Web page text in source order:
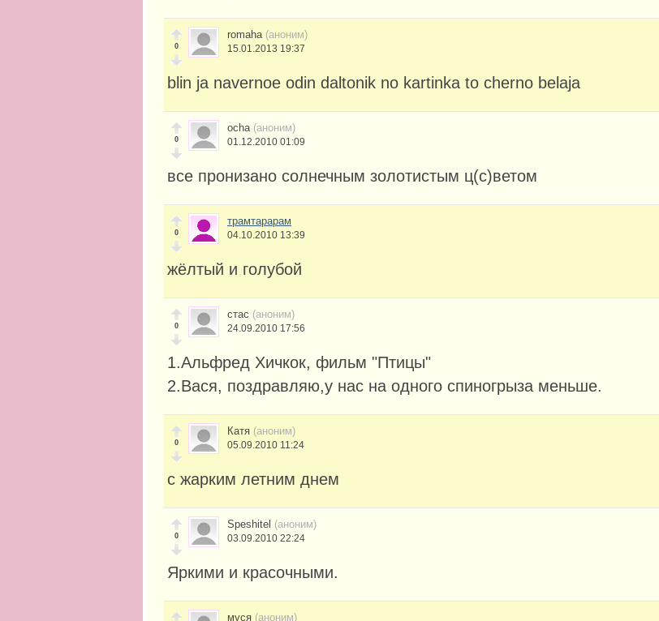
0
romaha (аноним)
15.01.2013 19:37
blin ja navernoe odin daltonik no kartinka to cherno belaja
0
ocha (аноним)
01.12.2010 01:09
все пронизано солнечным золотистым ц(с)ветом
0
трамтарарам
04.10.2010 13:39
жёлтый и голубой
0
стас (аноним)
24.09.2010 17:56
1.Альфред Хичкок, фильм "Птицы"
2.Вася, поздравляю,у нас на одного спиногрыза меньше.
0
Катя (аноним)
05.09.2010 11:24
с жарким летним днем
0
Speshitel (аноним)
03.09.2010 22:24
Яркими и красочными.
муся (аноним)